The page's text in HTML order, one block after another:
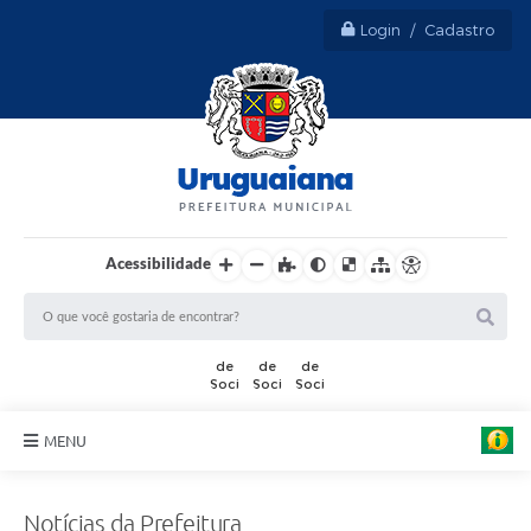
Login / Cadastro
Acessibilidade
MENU
Notícias da Prefeitura